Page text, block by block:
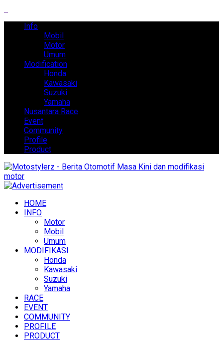
Info
Mobil
Motor
Umum
Modification
Honda
Kawasaki
Suzuki
Yamaha
Nusantara Race
Event
Community
Profile
Product
HOME
INFO
Motor
Mobil
Umum
MODIFIKASI
Honda
Kawasaki
Suzuki
Yamaha
RACE
EVENT
COMMUNITY
PROFILE
PRODUCT